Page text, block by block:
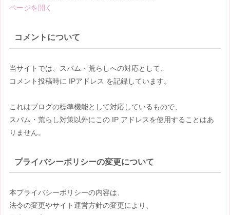
ページを開く
コメントについて
当サイトでは、スパム・荒らしへの対応として、
コメント投稿時に IPアドレス を記録しています。
これはブログの標準機能として対応しているもので、
スパム・荒らし対策以外にこの IP アドレスを使用することはあ
りません。
プライバシーポリシーの変更について
本プライバシーポリシーの内容は、
法令の変更やサイト運営方針の変更により、